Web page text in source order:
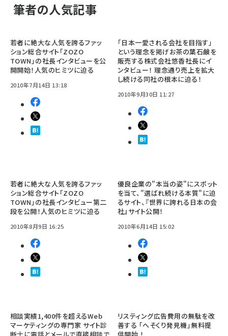
筆者の人気記事
若者に絶大な人気を誇るファッ
ション総合サイト「ZOZO
TOWN」の社長インタビューを公
開開始！人気のヒミツに迫る
2010年7月14日 13:18
「日本一愛される会社を目指す」
という理念を掲げお茶の葉石鹸を
販売する株式会社悠香社長にイ
ンタビュー！ 理念通り売上を拡大
し続ける同社の根本に迫る！
2010年9月30日 11:27
若者に絶大な人気を誇るファッ
ション総合サイト「ZOZO
TOWN」の社長インタビュー第二
段を公開！人気のヒミツに迫る
2010年8月9日 16:25
優良企業の"本当の姿"にスポット
を当て、"選ばれ続ける本質"に迫
るサイト、『世界に誇れる日本の会
社』サイト公開！
2010年6月14日 15:02
相談実績1,400件を超えるWeb
マーケティングの専門家 サイト診
リスティング広告費用の無駄を改
善する 「へそくり発見機」無料提